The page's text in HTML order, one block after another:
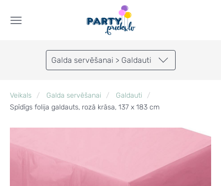
Galda servēšanai > Galdauti
Veikals Galda servēšanai
Galdauti
Spīdīgs folija galdauts, rozā krāsa, 137 x 183 cm